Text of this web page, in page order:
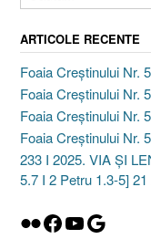
ARTICOLE RECENTE
Foaia Creștinului Nr.
Foaia Creștinului Nr.
Foaia Creștinului Nr.
Foaia Creștinului Nr.
233 I 2025. VIA ȘI
5.7 I 2 Petru 1.3-5]
Flickr
Facebook
YouTube
Google